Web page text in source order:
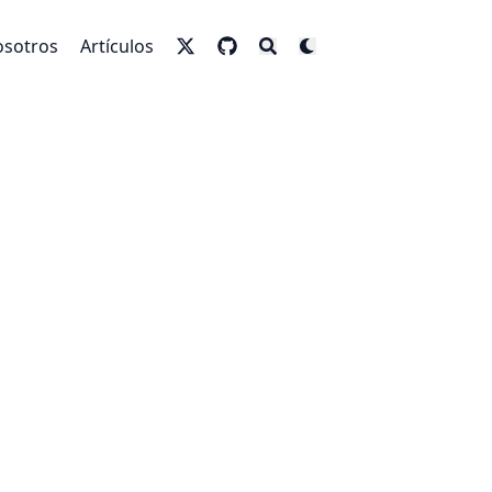
Artículos